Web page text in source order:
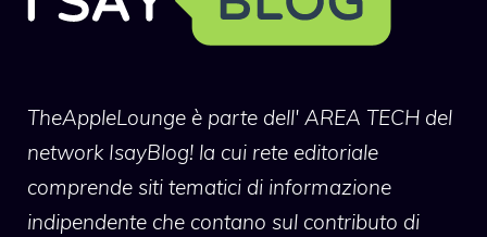
TheAppleLounge è parte dell' AREA TECH del
network IsayBlog! la cui rete editoriale
comprende siti tematici di informazione
indipendente che contano sul contributo di